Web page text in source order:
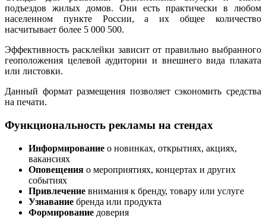
подъездов жилых домов. Они есть практически в любом
населенном пункте России, а их общее количество
насчитывает более 5 000 500.
Эффективность расклейки зависит от правильно выбранного
геоположения целевой аудитории и внешнего вида плаката
или листовки.
Данный формат размещения позволяет сэкономить средства
на печати.
Функциональность рекламы на стендах
Информирование о новинках, открытиях, акциях,
вакансиях
Оповещения о мероприятиях, концертах и других
событиях
Привлечение внимания к бренду, товару или услуге
Узнавание бренда или продукта
Формирование доверия